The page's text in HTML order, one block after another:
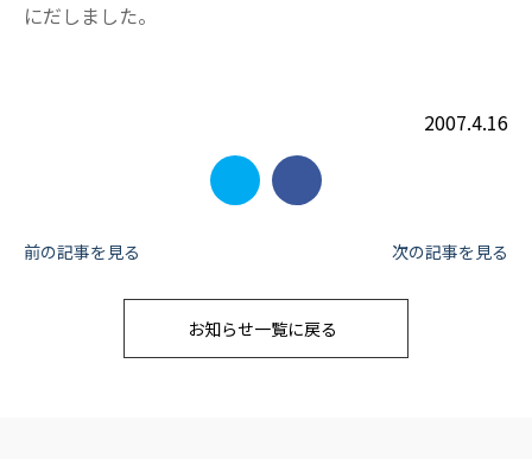
にだしました。
2007.4.16
投
前の記事を見る 次の記事を見る
お知らせ一覧に戻る